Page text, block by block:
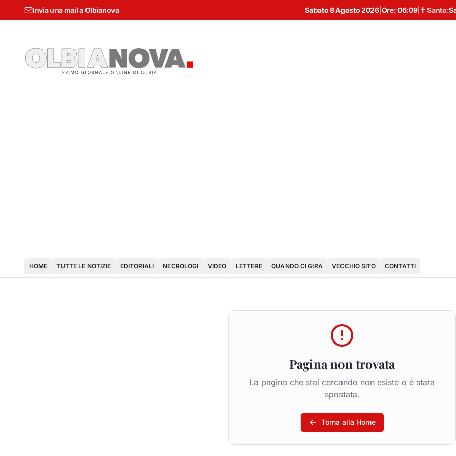
Invia una mail a Olbianova Sabato 8 Agosto 2026| Ore:06:09| ✝ Santo:
HOME TUTTE LE NOTIZIE EDITORIALI NECROLOGI VIDEO LETTERE QUANDO CI GIRA VECCHIO SITO CONTATTI
Pagina non trovata
La pagina che stai cercando non esiste o è stata
spostata.
Torna alla Home